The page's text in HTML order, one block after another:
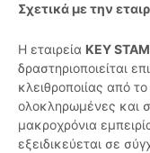
Σχετικά με την
Η εταιρεία KEY
δραστηριοποιείται
κλειθροποιίας από
ολοκληρωμένες και
μακροχρόνια
εξειδικεύεται σε